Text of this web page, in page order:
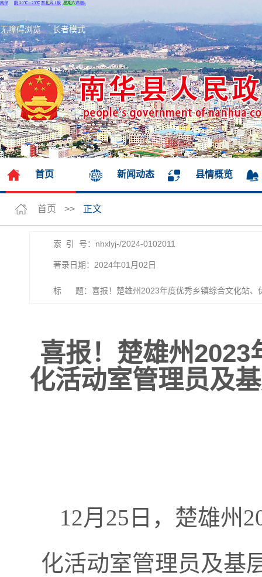
无障碍浏览 长者模式
首页 新闻动态 县情概览
首页 >> 正文
索 引 号：nhxlyj-/2024-0102011
著录日期：2024年01月02日
标 题：喜报！楚雄州2023年度优秀乡镇综合文化站、
喜报！楚雄州
化活动室管理员及
12月25日，楚雄州
化活动室管理员及基